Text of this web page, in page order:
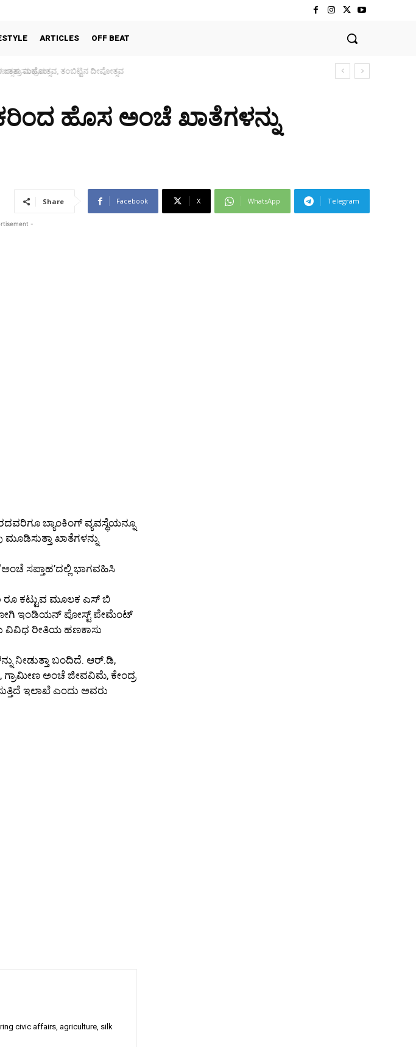
ARTICLES OFF BEAT
ಮಹೋತ್ಸವ, ತಂಬಿಟ್ಟಿನ ದೀಪೋತ್ಸವ
ಹೊಸ ಅಂಚೆ ಖಾತೆಗಳನ್ನು
Share Facebook X WhatsApp Telegram
-
ಬ್ಯಾಂಕಿಂಗ್ ವ್ಯವಸ್ಥೆಯನ್ನೂ
ಖಾತೆಗಳನ್ನು
ಸಪ್ತಾಹ’ದಲ್ಲಿ ಭಾಗವಹಿಸಿ
ರೂ ಕಟ್ಟುವ ಮೂಲಕ ಎಸ್ ಬಿ
ಹೋಗಿ ಇಂಡಿಯನ್ ಪೋಸ್ಟ್ ಪೇಮೆಂಟ್
ವಿವಿಧ ರೀತಿಯ ಹಣಕಾಸು
ನೀಡುತ್ತಾ ಬಂದಿದೆ. ಆರ್.ಡಿ,
ಅಂಚೆ ಜೀವವಿಮೆ, ಕೇಂದ್ರ
ಇಲಾಖೆ ಎಂದು ಅವರು
civic affairs, agriculture, silk